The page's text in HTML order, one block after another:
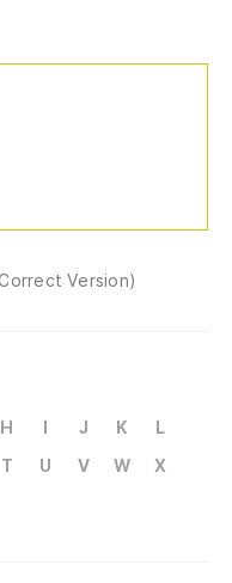
Version)
H I J K
L
T U V W
X